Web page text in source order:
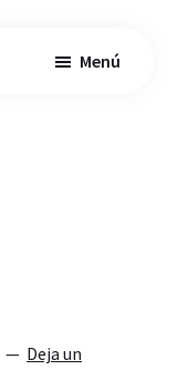
Menú
Deja un